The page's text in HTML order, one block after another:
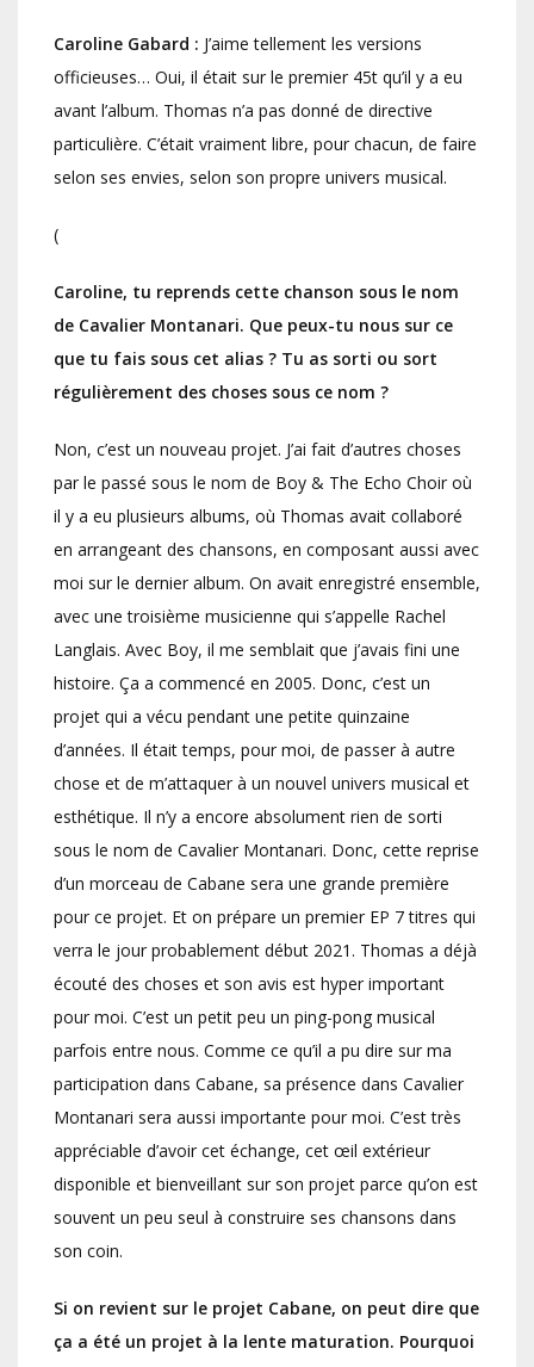
Caroline Gabard : J’aime tellement les versions
officieuses… Oui, il était sur le premier 45t qu’il y a eu
avant l’album. Thomas n’a pas donné de directive
particulière. C’était vraiment libre, pour chacun, de faire
selon ses envies, selon son propre univers musical.
(
Caroline, tu reprends cette chanson sous le nom
de Cavalier Montanari. Que peux-tu nous sur ce
que tu fais sous cet alias ? Tu as sorti ou sort
régulièrement des choses sous ce nom ?
Non, c’est un nouveau projet. J’ai fait d’autres choses
par le passé sous le nom de Boy & The Echo Choir où
il y a eu plusieurs albums, où Thomas avait collaboré
en arrangeant des chansons, en composant aussi avec
moi sur le dernier album. On avait enregistré ensemble,
avec une troisième musicienne qui s’appelle Rachel
Langlais. Avec Boy, il me semblait que j’avais fini une
histoire. Ça a commencé en 2005. Donc, c’est un
projet qui a vécu pendant une petite quinzaine
d’années. Il était temps, pour moi, de passer à autre
chose et de m’attaquer à un nouvel univers musical et
esthétique. Il n’y a encore absolument rien de sorti
sous le nom de Cavalier Montanari. Donc, cette reprise
d’un morceau de Cabane sera une grande première
pour ce projet. Et on prépare un premier EP 7 titres qui
verra le jour probablement début 2021. Thomas a déjà
écouté des choses et son avis est hyper important
pour moi. C’est un petit peu un ping-pong musical
parfois entre nous. Comme ce qu’il a pu dire sur ma
participation dans Cabane, sa présence dans Cavalier
Montanari sera aussi importante pour moi. C’est très
appréciable d’avoir cet échange, cet œil extérieur
disponible et bienveillant sur son projet parce qu’on est
souvent un peu seul à construire ses chansons dans
son coin.
Si on revient sur le projet Cabane, on peut dire que
ça a été un projet à la lente maturation. Pourquoi